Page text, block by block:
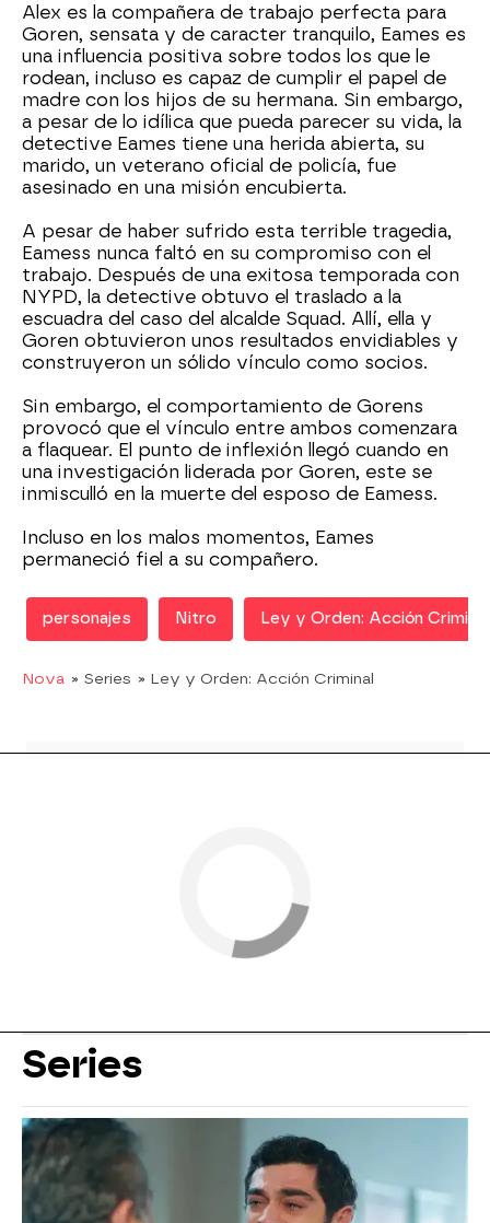
Alex es la compañera de trabajo perfecta para
Goren, sensata y de caracter tranquilo, Eames es
una influencia positiva sobre todos los que le
rodean, incluso es capaz de cumplir el papel de
madre con los hijos de su hermana. Sin embargo,
a pesar de lo idílica que pueda parecer su vida, la
detective Eames tiene una herida abierta, su
marido, un veterano oficial de policía, fue
asesinado en una misión encubierta.
A pesar de haber sufrido esta terrible tragedia,
Eamess nunca faltó en su compromiso con el
trabajo. Después de una exitosa temporada con
NYPD, la detective obtuvo el traslado a la
escuadra del caso del alcalde Squad. Allí, ella y
Goren obtuvieron unos resultados envidiables y
construyeron un sólido vínculo como socios.
Sin embargo, el comportamiento de Gorens
provocó que el vínculo entre ambos comenzara
a flaquear. El punto de inflexión llegó cuando en
una investigación liderada por Goren, este se
inmisculló en la muerte del esposo de Eamess.
Incluso en los malos momentos, Eames
permaneció fiel a su compañero.
personajes Nitro Ley y Orden: Acción Criminal
Nova » Series » Ley y Orden: Acción Criminal
Series